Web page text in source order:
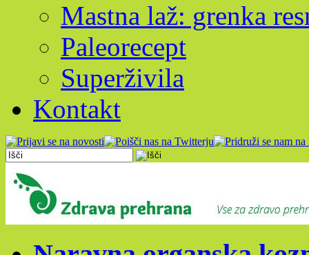
Mastna laž: grenka
Paleorecept
Superživila
Kontakt